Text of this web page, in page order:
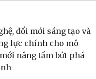
đổi mới sáng tạo và
lực chính cho mô
nâng tầm bứt phá